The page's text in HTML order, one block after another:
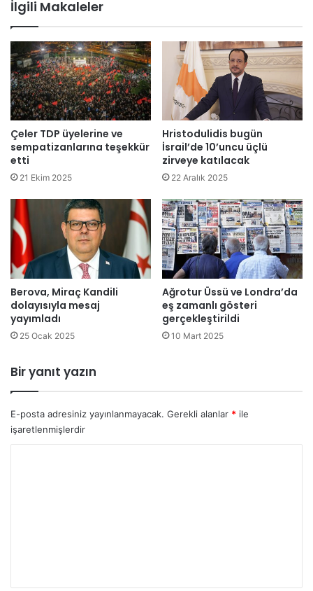
ı
'
i
l
e
g
e
l
n
e
k
e
r
i
g
e
l
e
c
n
e
l
e
n
l
e
n
e
n
6
.
E
t
n
s
p
o
F
o
r
u
m
u
n
a
e
d
İlgili Makaleler
Çeler TDP üyelerine ve
sempatizanlarına teşekkür
etti
21 Ekim 2025
Hristodulidis bugün
İsrail’de 10’uncu üçlü
zirveye katılacak
22 Aralık 2025
Berova, Miraç Kandili
dolayısıyla mesaj
yayımladı
25 Ocak 2025
Ağrotur Üssü ve Londra’da
eş zamanlı gösteri
gerçekleştirildi
10 Mart 2025
Bir yanıt yazın
E-posta adresiniz yayınlanmayacak. Gerekli alanlar * ile
işaretlenmişlerdir